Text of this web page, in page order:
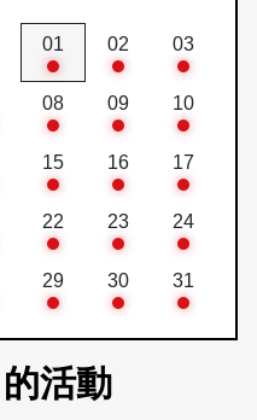
01 02 03
08 09 10
15 16 17
22 23 24
29 30 31
的活動